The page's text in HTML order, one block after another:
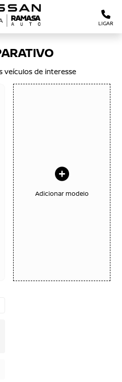
LIGAR
veículos de interesse
Adicionar modelo